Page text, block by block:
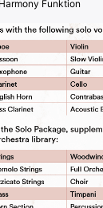
Funktion